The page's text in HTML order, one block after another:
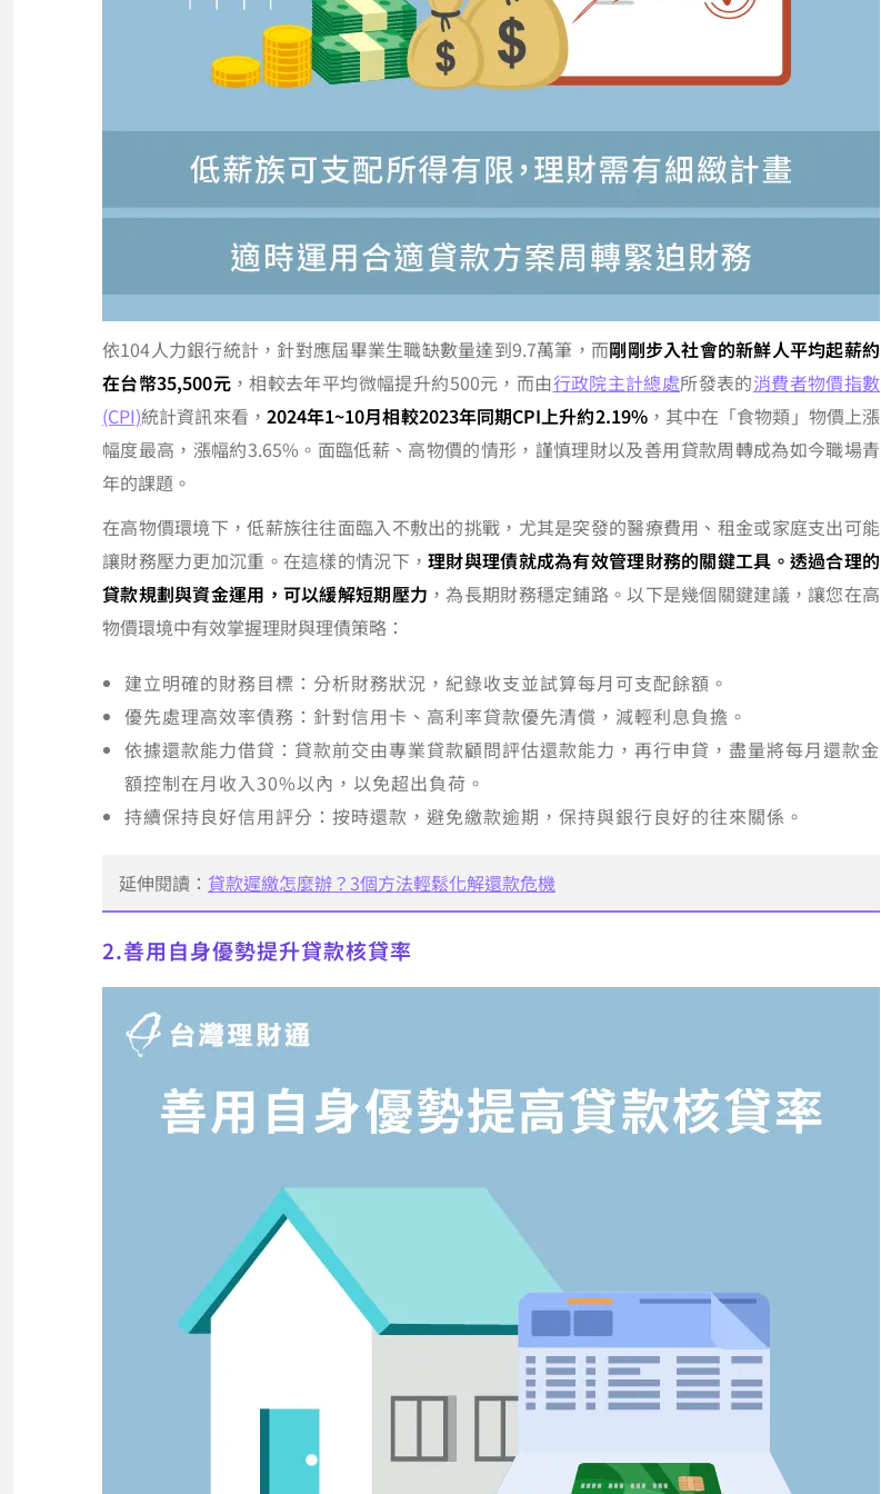
依104人力銀行統計，針對應屆畢業生職缺數量達到9.7萬筆，而剛剛步入社會的新鮮人平均起薪約
在台幣35,500元，相較去年平均微幅提升約500元，而由行政院主計總處所發表的消費者物價指數
(CPI)統計資訊來看， 2024年1~10月相較2023年同期CPI上升約2.19%，其中在「食物類」物價上漲
幅度最高，漲幅約3.65%。面臨低薪、高物價的情形，謹慎理財以及善用貸款周轉成為如今職場青
年的課題。
在高物價環境下，低薪族往往面臨入不敷出的挑戰，尤其是突發的醫療費用、租金或家庭支出可能
讓財務壓力更加沉重。在這樣的情況下，理財與理債就成為有效管理財務的關鍵工具。透過合理的
貸款規劃與資金運用，可以緩解短期壓力 ，為長期財務穩定鋪路。以下是幾個關鍵建議，讓您在高
物價環境中有效掌握理財與理債策略：
建立明確的財務目標：分析財務狀況，紀錄收支並試算每月可支配餘額。
優先處理高效率債務：針對信用卡、高利率貸款優先清償，減輕利息負擔。
依據還款能力借貸：貸款前交由專業貸款顧問評估還款能力，再行申貸，盡量將每月還款金
額控制在月收入30%以內，以免超出負荷。
持續保持良好信用評分：按時還款，避免繳款逾期，保持與銀行良好的往來關係。
延伸閱讀： 貸款遲繳怎麼辦？3個方法輕鬆化解還款危機
2.善用自身優勢提升貸款核貸率